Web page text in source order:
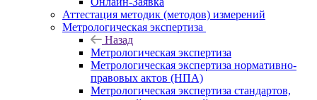
Аттестация методик (методов) измерений
Метрологическая экспертиза
Назад
Метрологическая экспертиза
Метрологическая экспертиза нормативно-
правовых актов (НПА)
Метрологическая экспертиза стандартов,